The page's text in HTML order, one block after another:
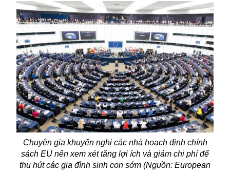
Chuyên gia khuyến nghị các nhà hoạch định chính
sách EU nên xem xét tăng lợi ích và giảm chi phí để
thu hút các gia đình sinh con sớm (Nguồn: European